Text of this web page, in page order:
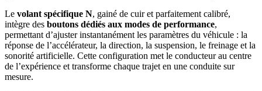
Le volant spécifique N, gainé de cuir et parfaitement calibré,
intègre des boutons dédiés aux modes de performance,
permettant d’ajuster instantanément les paramètres du véhicule : la
réponse de l’accélérateur, la direction, la suspension, le freinage et la
sonorité artificielle. Cette configuration met le conducteur au centre
de l’expérience et transforme chaque trajet en une conduite sur
mesure.